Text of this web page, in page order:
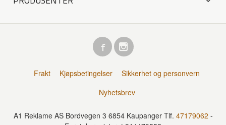
Frakt Kjøpsbetingelser
Sikkerhet og personvern
Nyhetsbrev
A1 Reklame AS Bordvegen 3 6854 Kaupanger Tlf. 47179062 -